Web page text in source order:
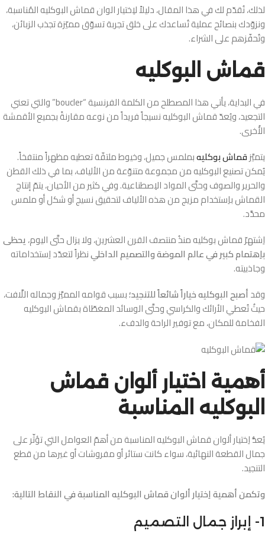
لذلك، نُقدّم لك في هذا المقال، دليلاً لاِختيار الوان قماش البوكليه المُناسبة،
ونزوّدك بنصائح عملية تُساعدك على خلق تجربة تسوّق مميّزة تجذب الزبائن،
وتُحفّزهم على الشراء.
قماش البوكليه
في البداية، يأتي هذا المصطلح من الكلمة الفرنسية “boucler” والتي تعني
التجعيد، ويُعدّ قماش البوكليه نسيجاً فريداً من نوعه مقارنةً بجميع الأقمشة
الأُخرى.
يتميَّزقماش بوكليهبملمس جميل، وخيوط ملتفّة تعطيه مظهراً منتفخاً.
يُمكن تصنيع البوكليه من مجموعة متنوّعة من الألياف، بما في ذلك القطن
والحرير والصوف وحتَّى المواد الاِصطناعية. وفي كثير من الأحيان، يتمّ إنتاج
القماش باِستخدام مزيج من هذه الألياف لتحقيق نسيج أو شكل أو ملمس
محدَّد.
اِشتهرّ قماش بوكليه منذُ منتصف القرن العشرين، ولا يزال حتَّى اليوم، يحظى
باِهتمام كبير في عالم الموضة والتصميم الداخلينظراً لتعدّد اِستخداماته
وجاذبيته.
وقدأصبح البوكليه خياراً شائعاً للتنجيد؛بسبب قوامه المميَّز وجماله اللَّافت،
حيثُ تُعطي الأرائك والكراسي وحتَّى الوسائد المغطّاة بقماش البوكليه
الفخامة للمكان، مع توفير الراحة والدفء.
أهمية اختيار ألوان قماش
البوكليه المناسبة
يُعدُّ اِختيار ألوان قماش البوكليه المناسبة من أهمّ العوامل التي تؤثّر على
جمال القطعة النهائية، سواء كانت ستائر أو مفروشات أو غيرها من قطع
التنجيد.
وتكمن أهمية اِختيار ألوان قماش البوكليه المناسبة في النقاط التالية:
1- إبراز جمال التصميم